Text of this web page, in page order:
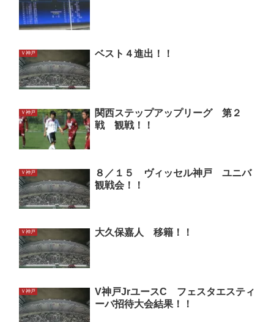
Ｖ神戸 ベスト４進出！！
Ｖ神戸
関西ステップアップリーグ 第２
戦 観戦！！
Ｖ神戸
８／１５ ヴィッセル神戸 ユニバ
観戦会！！
Ｖ神戸 大久保嘉人 移籍！！
Ｖ神戸
V神戸JrユースC フェスタエスティ
ーバ招待大会結果！！